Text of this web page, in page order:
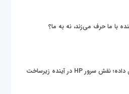
با ما حرف می‌زند، نه به ما؟
زیر پوست دنیای داده؛ نقش سرور HP در آینده زیرساخت